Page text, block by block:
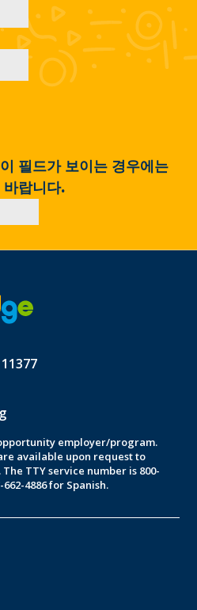
필드가 보이는 경우에는
바랍니다.
employer/program.
available upon request to
TTY service number is 800-
4886 for Spanish.